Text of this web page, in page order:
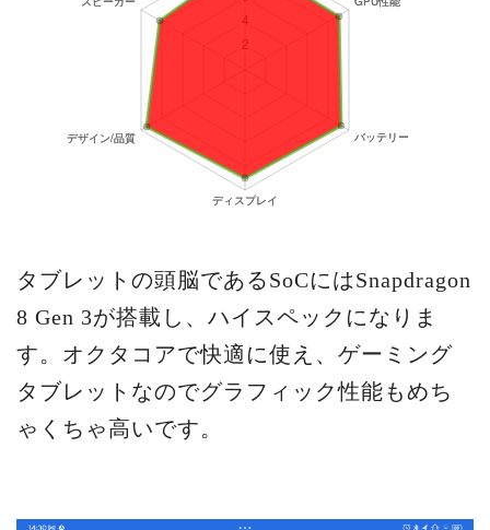
タブレットの頭脳であるSoCにはSnapdragon
8 Gen 3が搭載し、ハイスペックになりま
す。オクタコアで快適に使え、ゲーミング
タブレットなのでグラフィック性能もめち
ゃくちゃ高いです。